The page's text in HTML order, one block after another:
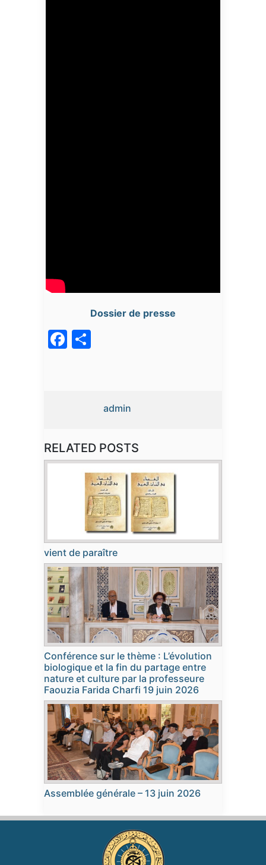
Dossier de presse
Facebook
admin
RELATED POSTS
vient de paraître
Conférence sur le thème : L’évolution
biologique et la fin du partage entre
nature et culture par la professeure
Faouzia Farida Charfi 19 juin 2026
Assemblée générale – 13 juin 2026